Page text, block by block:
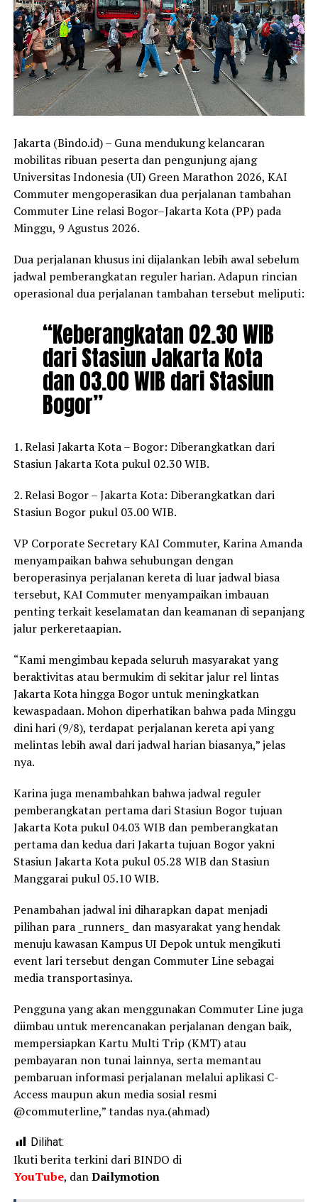
Jakarta (Bindo.id) – Guna mendukung kelancaran
mobilitas ribuan peserta dan pengunjung ajang
Universitas Indonesia (UI) Green Marathon 2026, KAI
Commuter mengoperasikan dua perjalanan tambahan
Commuter Line relasi Bogor–Jakarta Kota (PP) pada
Minggu, 9 Agustus 2026.
Dua perjalanan khusus ini dijalankan lebih awal sebelum
jadwal pemberangkatan reguler harian. Adapun rincian
operasional dua perjalanan tambahan tersebut meliputi:
“Keberangkatan 02.30 WIB
dari Stasiun Jakarta Kota
dan 03.00 WIB dari Stasiun
Bogor”
1. Relasi Jakarta Kota – Bogor: Diberangkatkan dari
Stasiun Jakarta Kota pukul 02.30 WIB.
2. Relasi Bogor – Jakarta Kota: Diberangkatkan dari
Stasiun Bogor pukul 03.00 WIB.
VP Corporate Secretary KAI Commuter, Karina Amanda
menyampaikan bahwa sehubungan dengan
beroperasinya perjalanan kereta di luar jadwal biasa
tersebut, KAI Commuter menyampaikan imbauan
penting terkait keselamatan dan keamanan di sepanjang
jalur perkeretaapian.
“Kami mengimbau kepada seluruh masyarakat yang
beraktivitas atau bermukim di sekitar jalur rel lintas
Jakarta Kota hingga Bogor untuk meningkatkan
kewaspadaan. Mohon diperhatikan bahwa pada Minggu
dini hari (9/8), terdapat perjalanan kereta api yang
melintas lebih awal dari jadwal harian biasanya,” jelas
nya.
Karina juga menambahkan bahwa jadwal reguler
pemberangkatan pertama dari Stasiun Bogor tujuan
Jakarta Kota pukul 04.03 WIB dan pemberangkatan
pertama dan kedua dari Jakarta tujuan Bogor yakni
Stasiun Jakarta Kota pukul 05.28 WIB dan Stasiun
Manggarai pukul 05.10 WIB.
Penambahan jadwal ini diharapkan dapat menjadi
pilihan para _runners_ dan masyarakat yang hendak
menuju kawasan Kampus UI Depok untuk mengikuti
event lari tersebut dengan Commuter Line sebagai
media transportasinya.
Pengguna yang akan menggunakan Commuter Line juga
diimbau untuk merencanakan perjalanan dengan baik,
mempersiapkan Kartu Multi Trip (KMT) atau
pembayaran non tunai lainnya, serta memantau
pembaruan informasi perjalanan melalui aplikasi C-
Access maupun akun media sosial resmi
@commuterline,” tandas nya.(ahmad)
Dilihat:
Ikuti berita terkini dari BINDO di
YouTube, danDailymotion